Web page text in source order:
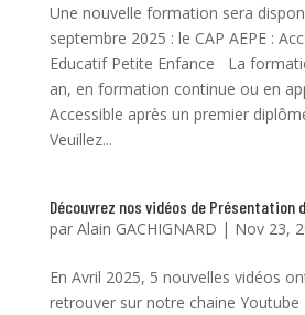
Une nouvelle formation sera
septembre 2025 : le CAP AEPE :
Educatif Petite Enfance La
an, en formation continue ou en
Accessible après un premier
Veuillez...
Découvrez nos vidéos de Présentation
par Alain GACHIGNARD | Nov 23,
En Avril 2025, 5 nouvelles vidéos
retrouver sur notre chaine Youtube